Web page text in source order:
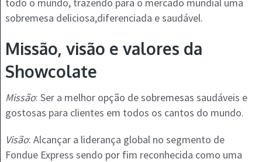
sobremesa deliciosa,diferenciada e saudável.
Missão, visão e valores da
Showcolate
Missão: Ser a melhor opção de sobremesas saudáveis e
gostosas para clientes em todos os cantos do mundo.
Visão: Alcançar a liderança global no segmento de
Fondue Express sendo por fim reconhecida como uma